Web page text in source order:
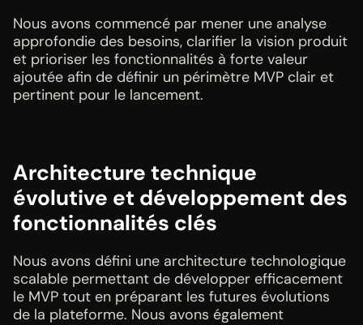
Nous avons commencé par mener une analyse
approfondie des besoins, clarifier la vision produit
et prioriser les fonctionnalités à forte valeur
ajoutée afin de définir un périmètre MVP clair et
pertinent pour le lancement.
Architecture technique
évolutive et développement des
fonctionnalités clés
Nous avons défini une architecture technologique
scalable permettant de développer efficacement
le MVP tout en préparant les futures évolutions
de la plateforme. Nous avons également